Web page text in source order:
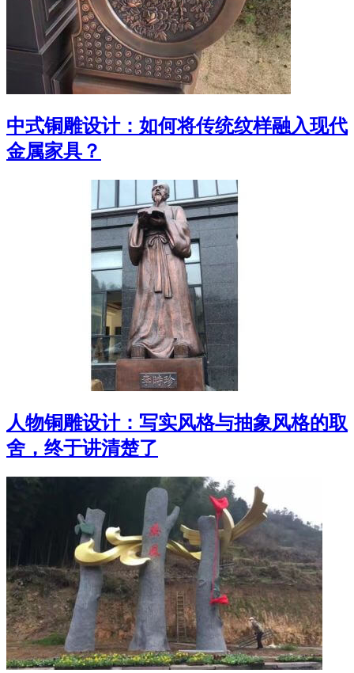
中式铜雕设计：如何将传统纹样融入现代
金属家具？
人物铜雕设计：写实风格与抽象风格的取
舍，终于讲清楚了